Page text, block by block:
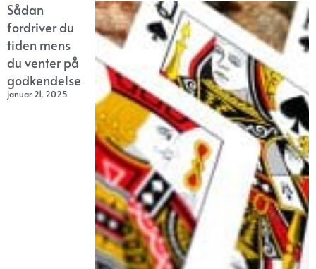
Sådan
fordriver du
tiden mens
du venter på
godkendelse
januar 21, 2025